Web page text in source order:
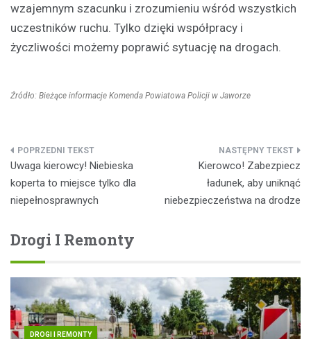
wzajemnym szacunku i zrozumieniu wśród wszystkich
uczestników ruchu. Tylko dzięki współpracy i
życzliwości możemy poprawić sytuację na drogach.
Źródło: Bieżące informacje Komenda Powiatowa Policji w Jaworze
Nawigacja
wpisu
Uwaga kierowcy! Niebieska
koperta to miejsce tylko dla
niepełnosprawnych
Kierowco! Zabezpiecz
ładunek, aby uniknąć
niebezpieczeństwa na drodze
Drogi I Remonty
DROGI I REMONTY